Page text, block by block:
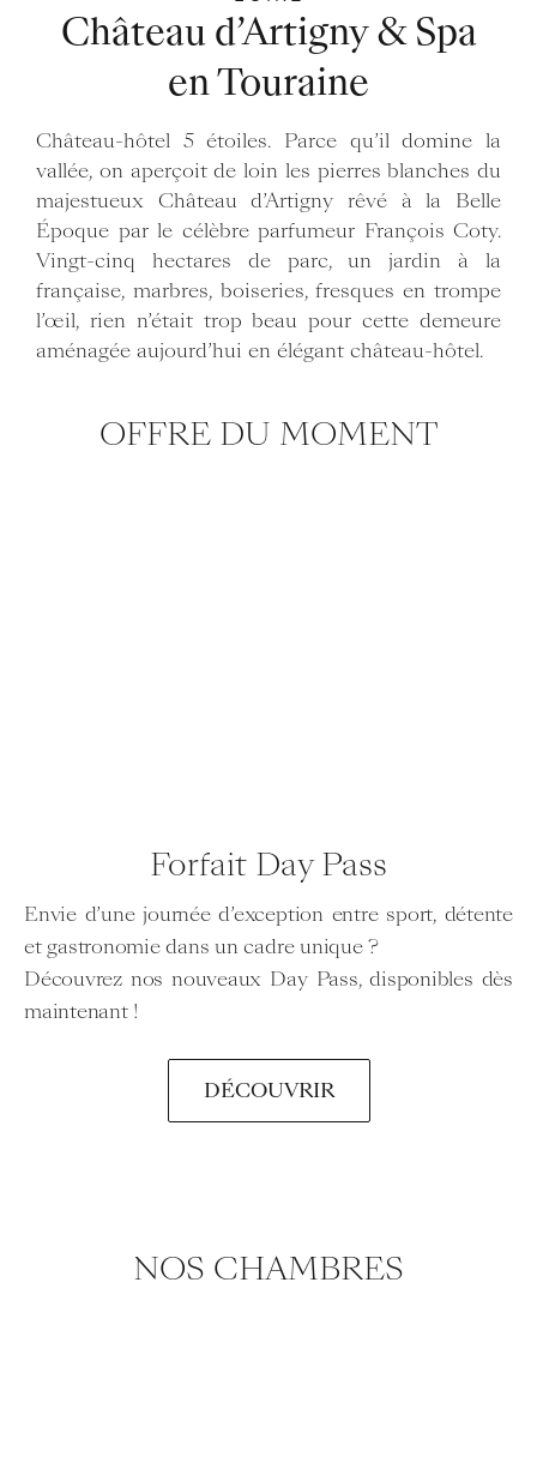
Château d’Artigny & Spa
en Touraine
Château-hôtel 5 étoiles. Parce qu’il domine la
vallée, on aperçoit de loin les pierres blanches du
majestueux Château d’Artigny rêvé à la Belle
Époque par le célèbre parfumeur François Coty.
Vingt-cinq hectares de parc, un jardin à la
française, marbres, boiseries, fresques en trompe
l’œil, rien n’était trop beau pour cette demeure
aménagée aujourd’hui en élégant château-hôtel.
OFFRE DU MOMENT
Forfait Day Pass
Envie d’une journée d’exception entre sport, détente
et gastronomie dans un cadre unique ?
Découvrez nos nouveaux Day Pass, disponibles dès
maintenant !
DÉCOUVRIR
NOS CHAMBRES